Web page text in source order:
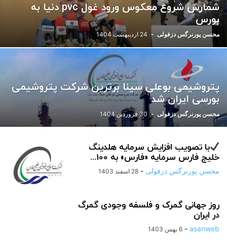
ورزشی یادداشت
شمارش شروع معکوس ورود غول pvc دنیا به
بورس
محسن پورنرگس دزفولی - 24 اردیبهشت 1404
پتروشیمی بوعلی سینا برترین شرکت پتروشیمی
بورسی ایران شد
محسن پورنرگس دزفولی - 30 فروردین 1404
با تصویب افزایش سرمایه هلدینگ
خلیج فارس سرمایه «فارس» به 100...
محسن پورنرگس دزفولی - 28 اسفند 1403
روز جهانی گمرک و فلسفه وجودی گمرگ
در ایران
asanweb
- 6 بهمن 1403